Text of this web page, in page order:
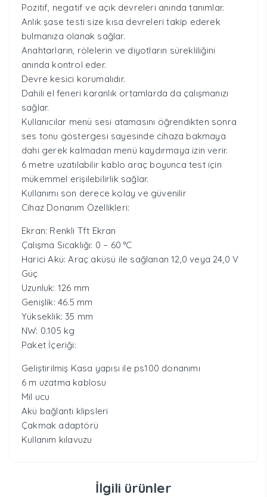
Pozitif, negatif ve açık devreleri anında tanımlar.
Anlık şase testi size kısa devreleri takip ederek
bulmanıza olanak sağlar.
Anahtarların, rölelerin ve diyotların sürekliliğini
anında kontrol eder.
Devre kesici korumalıdır.
Dahili el feneri karanlık ortamlarda da çalışmanızı
sağlar.
Kullanıcılar menü sesi atamasını öğrendikten sonra
ses tonu göstergesi sayesinde cihaza bakmaya
dahi gerek kalmadan menü kaydırmaya izin verir.
6 metre uzatılabilir kablo araç boyunca test için
mükemmel erişilebilirlik sağlar.
Kullanımı son derece kolay ve güvenilir
Cihaz Donanım Özellikleri:
Ekran: Renkli Tft Ekran
Çalışma Sıcaklığı: 0 – 60 °C
Harici Akü: Araç aküsü ile sağlanan 12,0 veya 24,0 V
Güç
Uzunluk: 126 mm
Genişlik: 46.5 mm
Yükseklik: 35 mm
NW: 0.105 kg
Paket İçeriği:
Geliştirilmiş Kasa yapısı ile ps100 donanımı
6 m uzatma kablosu
Mil ucu
Akü bağlantı klipsleri
Çakmak adaptörü
Kullanım kılavuzu
İlgili ürünler